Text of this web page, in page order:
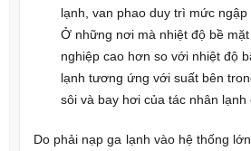
lạnh, van phao duy trì mức ngập
Ở những nơi mà nhiệt độ bề
nghiệp cao hơn so với nhiệt độ
lạnh tương ứng với suất bên
sôi và bay hơi của tác nhân
Do phải nạp ga lạnh vào hệ thống